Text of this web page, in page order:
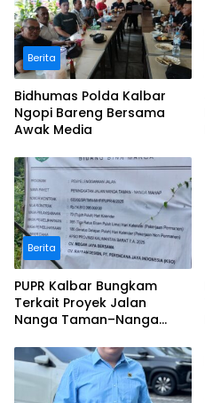
Berita
Bidhumas Polda Kalbar
Ngopi Bareng Bersama
Awak Media
Berita
PUPR Kalbar Bungkam
Terkait Proyek Jalan
Nanga Taman–Nanga
Bermasalah